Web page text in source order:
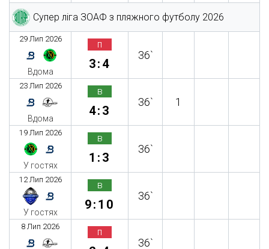
Супер ліга ЗОАФ з пляжного футболу 2026
29 Лип 2026
Вдома
п
3:4
36`
23 Лип 2026
Вдома
в
4:3
36` 1
19 Лип 2026
У гостях
в
1:3
36`
12 Лип 2026
У гостях
в
9:10
36`
8 Лип 2026 п
36`